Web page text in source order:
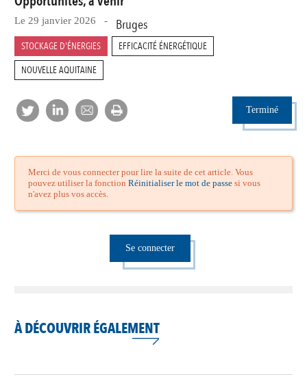
Le 29 janvier 2026 - Bruges
STOCKAGE D'ÉNERGIES
EFFICACITÉ ÉNERGÉTIQUE
NOUVELLE AQUITAINE
Terminé
Merci de vous connecter pour lire la suite de cet article. Vous
pouvez utiliser la fonctionRéinitialiser le mot de passe si vous
n'avez plus vos accès.
Se connecter
À DÉCOUVRIR ÉGALEMENT